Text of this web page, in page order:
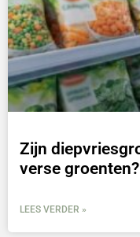
Zijn
verse groenten?
LEES VERDER »